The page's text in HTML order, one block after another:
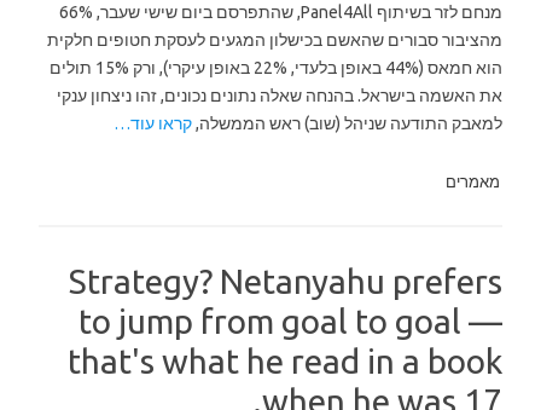
מנחם לזר בשיתוף Panel4All, שהתפרסם ביום שישי שעבר, 66%
מהציבור סבורים שהאשם בכישלון המגעים לעסקת חטופים חלקית
הוא חמאס (44% באופן בלעדי, 22% באופן עיקרי), ורק 15% תולים
את האשמה בישראל. בהנחה שאלה נתונים נכונים, זהו ניצחון ענקי
למאבק התודעה שניהל (שוב) ראש הממשלה,קראו עוד…
מאמרים
Strategy? Netanyahu prefers
to jump from goal to goal —
that's what he read in a book
when he was 17.